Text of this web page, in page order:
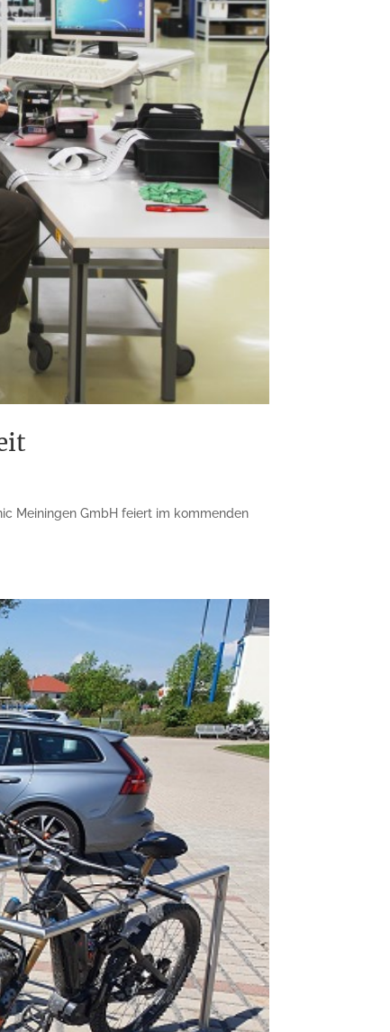
Meiningen GmbH feiert im kommenden